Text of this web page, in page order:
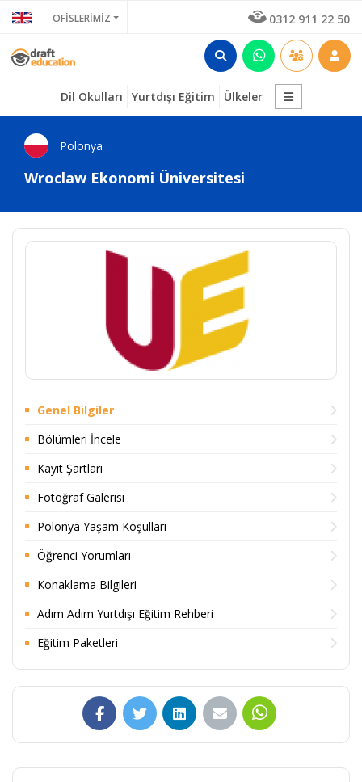
OFİSLERİMİZ 0312 911 22 50
Dil Okulları Yurtdışı Eğitim Ülkeler
Polonya
Wroclaw Ekonomi Üniversitesi
Genel Bilgiler
Bölümleri İncele
Kayıt Şartları
Fotoğraf Galerisi
Polonya Yaşam Koşulları
Öğrenci Yorumları
Konaklama Bilgileri
Adım Adım Yurtdışı Eğitim Rehberi
Eğitim Paketleri